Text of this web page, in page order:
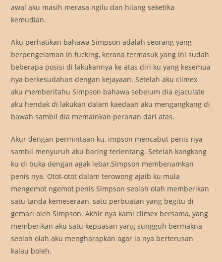
awal aku masih merasa ngilu dan hilang seketika
kemudian.
Aku perhatikan bahawa Simpson adalah seorang yang
berpengelaman in fucking, kerana termasuk yang ini sudah
beberapa posisi di lakukannya ke atas diri ku yang kesemua
nya berkesudahan dengan kejayaan. Setelah aku climex
aku memberitahu Simpson bahawa sebelum dia ejaculate
aku hendak di lakukan dalam kaedaan aku mengangkang di
bawah sambil dia memainkan peranan dari atas.
Akur dengan permintaan ku, impson mencabut penis nya
sambil menyuruh aku baring terlentang. Setelah kangkang
ku di buka dengan agak lebar,Simpson membenamkan
penis nya. Otot-otot dalam terowong ajaib ku mula
mengemot ngemot penis Simpson seolah olah memberikan
satu tanda kemeseraan, satu perbuatan yang begitu di
gemari oleh Simpson. Akhir nya kami climex bersama, yang
memberikan aku satu kepuasan yang sungguh bermakna
seolah olah aku mengharapkan agar ia nya berterusan
kalau boleh.